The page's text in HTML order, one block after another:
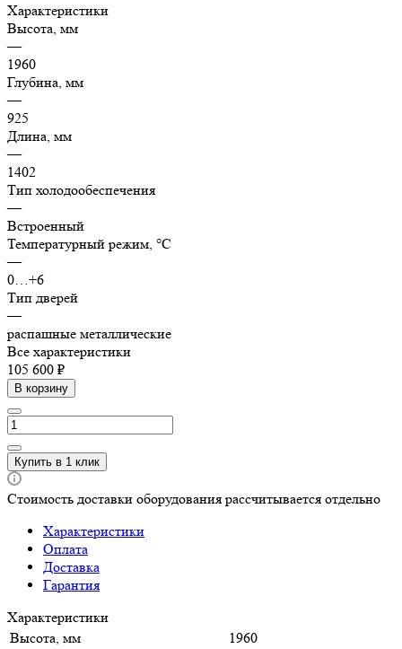
Характеристики
Высота, мм
—
1960
Глубина, мм
—
925
Длина, мм
—
1402
Тип холодообеспечения
—
Встроенный
Температурный режим, °C
—
0…+6
Тип дверей
—
распашные металлические
Все характеристики
105 600 ₽
В корзину
Купить в 1 клик
Стоимость доставки оборудования рассчитывается отдельно
Характеристики
Оплата
Доставка
Гарантия
Характеристики
Высота, мм
1960